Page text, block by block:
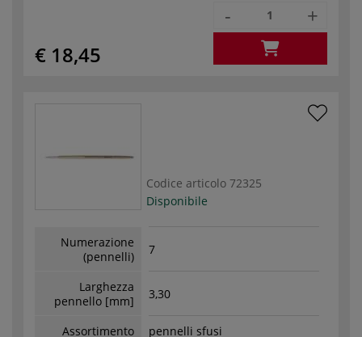
€ 18,45
- +
Codice articolo 72325
Disponibile
Numerazione
(pennelli)
7
Larghezza
pennello [mm]
3,30
Assortimento pennelli sfusi